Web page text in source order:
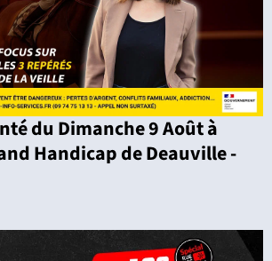
du Dimanche 9 Août à
Handicap de Deauville -